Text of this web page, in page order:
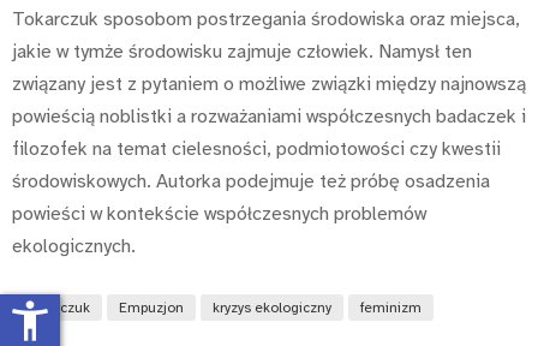
Tokarczuk sposobom postrzegania środowiska oraz miejsca,
jakie w tymże środowisku zajmuje człowiek. Namysł ten
związany jest z pytaniem o możliwe związki między najnowszą
powieścią noblistki a rozważaniami współczesnych badaczek i
filozofek na temat cielesności, podmiotowości czy kwestii
środowiskowych. Autorka podejmuje też próbę osadzenia
powieści w kontekście współczesnych problemów
ekologicznych.
Tokarczuk Empuzjon kryzys ekologiczny feminizm
accessibility_new